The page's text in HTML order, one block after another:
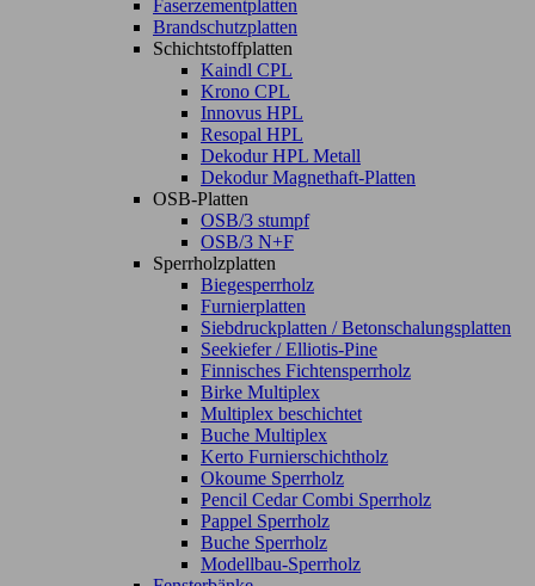
Faserzementplatten
Brandschutzplatten
Schichtstoffplatten
Kaindl CPL
Krono CPL
Innovus HPL
Resopal HPL
Dekodur HPL Metall
Dekodur Magnethaft-Platten
OSB-Platten
OSB/3 stumpf
OSB/3 N+F
Sperrholzplatten
Biegesperrholz
Furnierplatten
Siebdruckplatten / Betonschalungsplatten
Seekiefer / Elliotis-Pine
Finnisches Fichtensperrholz
Birke Multiplex
Multiplex beschichtet
Buche Multiplex
Kerto Furnierschichtholz
Okoume Sperrholz
Pencil Cedar Combi Sperrholz
Pappel Sperrholz
Buche Sperrholz
Modellbau-Sperrholz